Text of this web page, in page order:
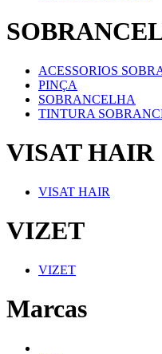
ACESSORIOS
PINÇA
SOBRANCELHA
TINTURA
VISAT HAIR
VISAT HAIR
VIZET
VIZET
Marcas